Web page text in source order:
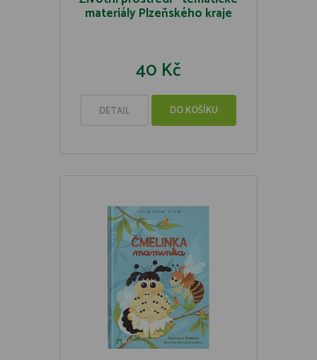
materiály Plzeňského kraje
40 Kč
DETAIL DO KOŠÍKU